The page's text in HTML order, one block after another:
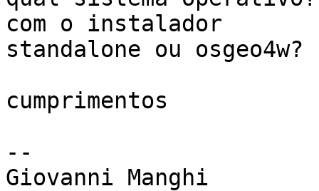
com o instalador
standalone ou osgeo4w?
cumprimentos
--
Giovanni Manghi